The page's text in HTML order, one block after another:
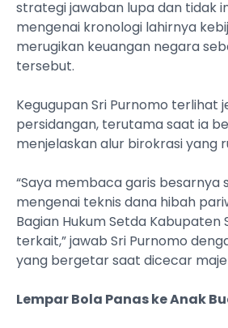
strategi jawaban lupa dan tidak
mengenai kronologi lahirnya
merugikan keuangan negara
tersebut.
Kegugupan Sri Purnomo terlihat
persidangan, terutama saat ia
menjelaskan alur birokrasi yang
“Saya membaca garis besarnya
mengenai teknis dana hibah
Bagian Hukum Setda Kabupaten
terkait,” jawab Sri Purnomo
yang bergetar saat dicecar
Lempar Bola Panas ke Anak